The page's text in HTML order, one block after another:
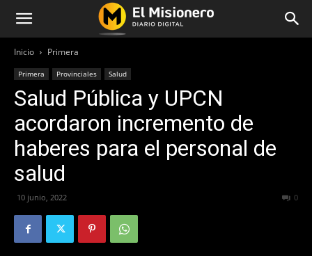
Inicio Primera
Primera Provinciales Salud
Salud Pública y UPCN
acordaron incremento de
haberes para el personal de
salud
10 junio, 2022 0